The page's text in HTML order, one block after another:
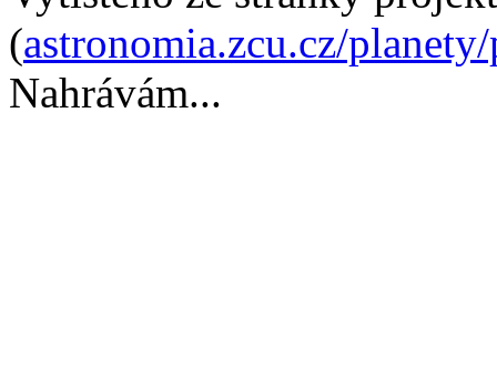
(astronomia.zcu.cz/
Nahrávám...